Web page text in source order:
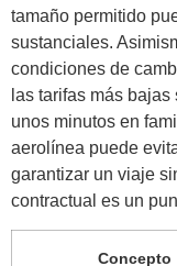
tamaño permitido
sustanciales.
condiciones de
las tarifas más
unos minutos en
aerolínea puede
garantizar un viaje
contractual es un
Concepto